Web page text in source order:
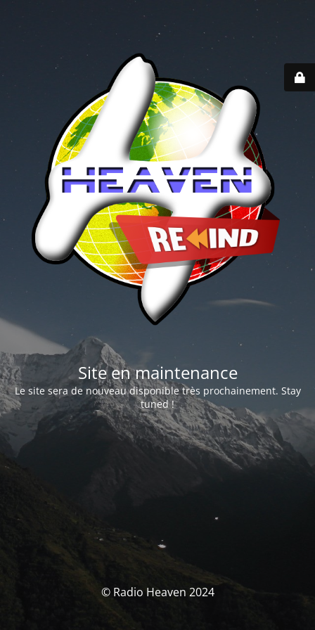
Site en maintenance
Le site sera de nouveau disponible très prochainement. Stay
tuned !
© Radio Heaven 2024